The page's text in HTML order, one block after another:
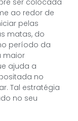
ser colocada
ao redor de
pelas
matas, do
período da
maior
ajuda a
no
Tal estratégia
no seu